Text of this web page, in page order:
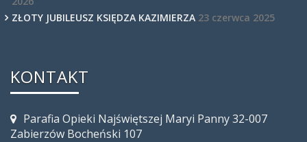
ZŁOTY JUBILEUSZ KSIĘDZA KAZIMIERZA 23 czerwca 2025
KONTAKT
Parafia Opieki Najświętszej Maryi Panny 32-007
Zabierzów Bocheński 107